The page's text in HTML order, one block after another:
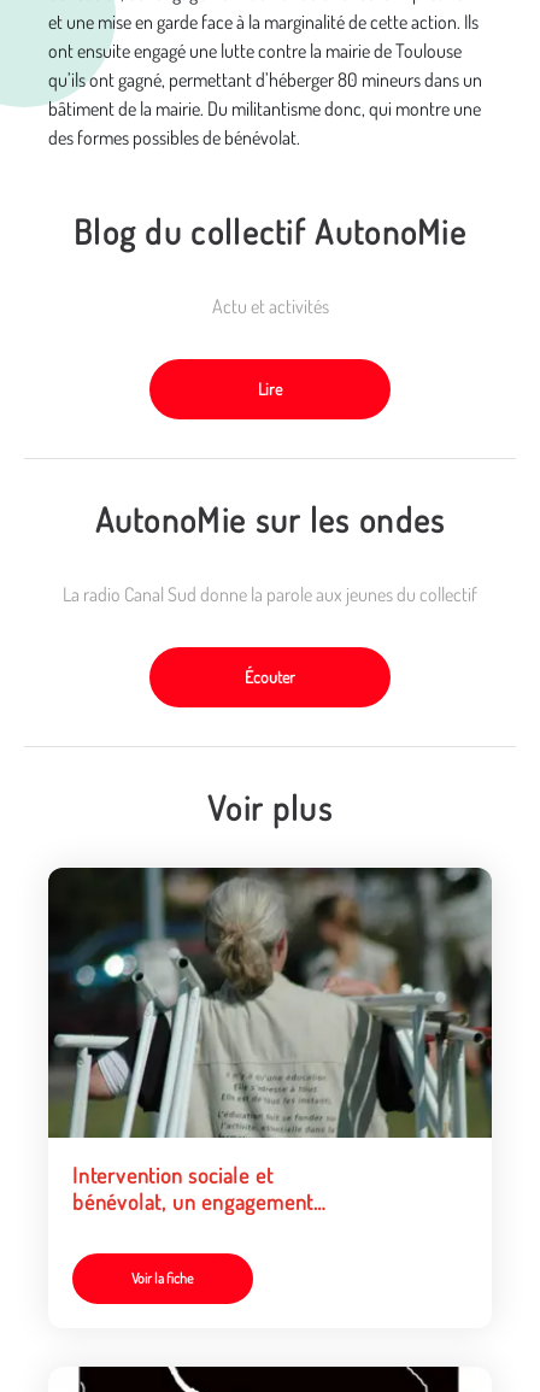
et une mise en garde face à la marginalité de cette action. Ils
ont ensuite engagé une lutte contre la mairie de Toulouse
qu’ils ont gagné, permettant d’héberger 80 mineurs dans un
bâtiment de la mairie. Du militantisme donc, qui montre une
des formes possibles de bénévolat.
Blog du collectif AutonoMie
Actu et activités
Lire
AutonoMie sur les ondes
La radio Canal Sud donne la parole aux jeunes du collectif
Écouter
Voir plus
Intervention sociale et
bénévolat, un engagement
Voir la fiche